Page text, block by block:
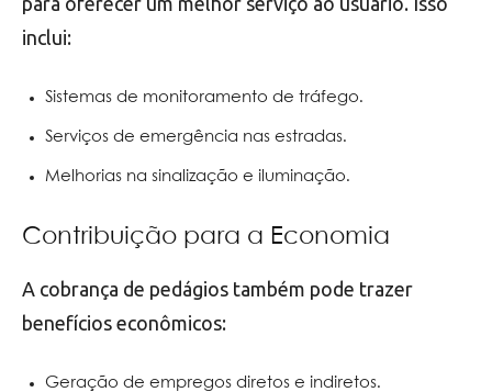
inclui:
Sistemas de monitoramento de tráfego.
Serviços de emergência nas estradas.
Melhorias na sinalização e iluminação.
Contribuição para a Economia
A cobrança de pedágios também pode trazer
benefícios econômicos:
Geração de empregos diretos e indiretos.